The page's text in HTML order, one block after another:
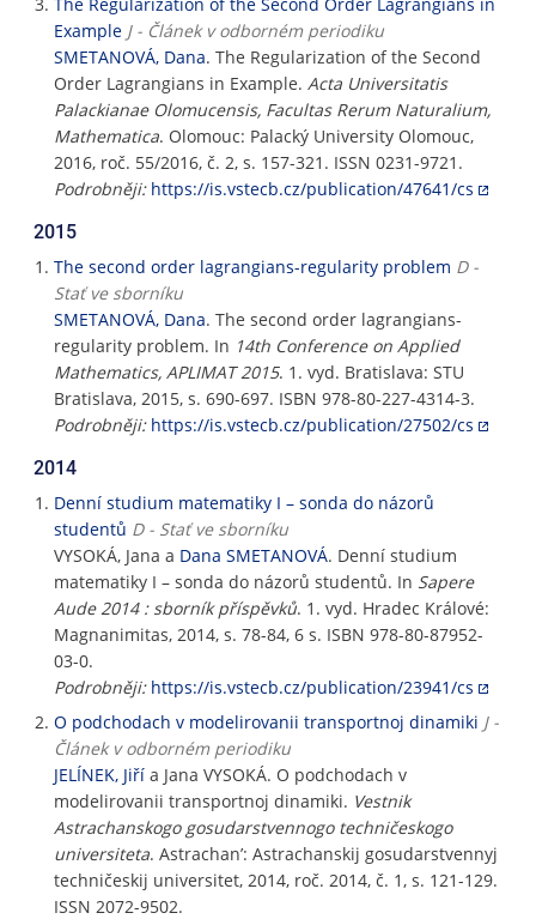
Example J - Článek v odborném periodiku
SMETANOVÁ, Dana. The Regularization of the Second
Order Lagrangians in Example. Acta Universitatis
Palackianae Olomucensis, Facultas Rerum Naturalium,
Mathematica. Olomouc: Palacký University Olomouc,
2016, roč. 55/2016, č. 2, s. 157-321. ISSN 0231-9721.
Podrobněji: https://is.vstecb.cz/publication/47641/cs
2015
The second order lagrangians-regularity problem D -
Stať ve sborníku
SMETANOVÁ, Dana. The second order lagrangians-
regularity problem. In 14th Conference on Applied
Mathematics, APLIMAT 2015. 1. vyd. Bratislava: STU
Bratislava, 2015, s. 690-697. ISBN 978-80-227-4314-3.
Podrobněji: https://is.vstecb.cz/publication/27502/cs
2014
Denní studium matematiky I – sonda do názorů
studentů D - Stať ve sborníku
VYSOKÁ, Jana a Dana SMETANOVÁ. Denní studium
matematiky I – sonda do názorů studentů. In Sapere
Aude 2014 : sborník příspěvků. 1. vyd. Hradec Králové:
Magnanimitas, 2014, s. 78-84, 6 s. ISBN 978-80-87952-
03-0.
Podrobněji: https://is.vstecb.cz/publication/23941/cs
O podchodach v modelirovanii transportnoj dinamiki J -
Článek v odborném periodiku
JELÍNEK, Jiří a Jana VYSOKÁ. O podchodach v
modelirovanii transportnoj dinamiki. Vestnik
Astrachanskogo gosudarstvennogo techničeskogo
universiteta. Astrachan’: Astrachanskij gosudarstvennyj
techničeskij universitet, 2014, roč. 2014, č. 1, s. 121-129.
ISSN 2072-9502.